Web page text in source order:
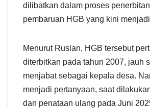
dilibatkan dalam proses
pembaruan HGB yang kini
Menurut Ruslan, HGB tersebut
diterbitkan pada tahun 2007, jauh
menjabat sebagai kepala desa.
menjadi pertanyaan, saat
dan penataan ulang pada Juni